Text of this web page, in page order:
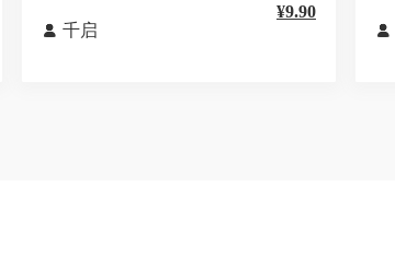
 千启
¥9.90
